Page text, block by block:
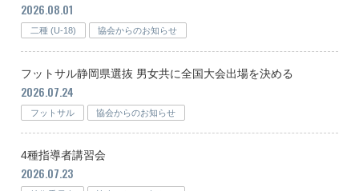
2026.08.01
二種 (U-18) 協会からのお知らせ
フットサル静岡県選抜 男女共に全国大会出場を決める
2026.07.24
フットサル 協会からのお知らせ
4種指導者講習会
2026.07.23